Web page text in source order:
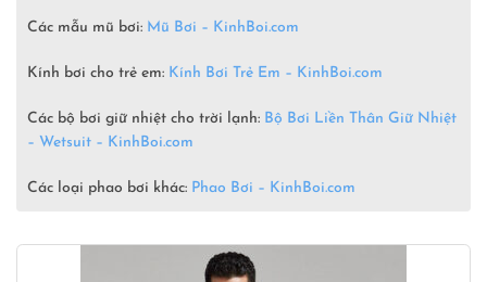
Các mẫu mũ bơi: Mũ Bơi – KinhBoi.com
Kính bơi cho trẻ em: Kính Bơi Trẻ Em – KinhBoi.com
Các bộ bơi giữ nhiệt cho trời lạnh: Bộ Bơi Liền Thân Giữ Nhiệt
– Wetsuit – KinhBoi.com
Các loại phao bơi khác: Phao Bơi – KinhBoi.com